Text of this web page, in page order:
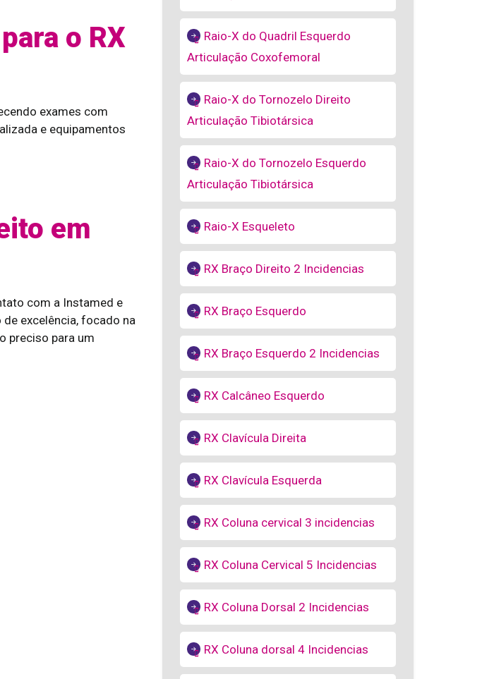
o RX
exames com
e equipamentos
em
com a Instamed e
excelência, focado na
preciso para um
Raio-X do Quadril Esquerdo
Articulação Coxofemoral
Raio-X do Tornozelo Direito
Articulação Tibiotársica
Raio-X do Tornozelo Esquerdo
Articulação Tibiotársica
Raio-X Esqueleto
RX Braço Direito 2 Incidencias
RX Braço Esquerdo
RX Braço Esquerdo 2 Incidencias
RX Calcâneo Esquerdo
RX Clavícula Direita
RX Clavícula Esquerda
RX Coluna cervical 3 incidencias
RX Coluna Cervical 5 Incidencias
RX Coluna Dorsal 2 Incidencias
RX Coluna dorsal 4 Incidencias